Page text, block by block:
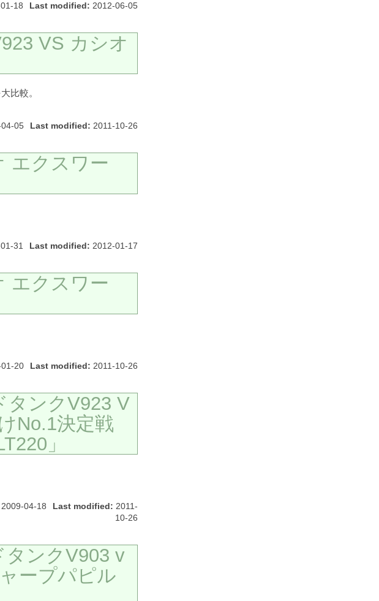
18 Last modified: 2012-06-05
VS カシオ
比較。
05 Last modified: 2011-10-26
エクスワー
31 Last modified: 2012-01-17
エクスワー
20 Last modified: 2011-10-26
タンクV923 V
No.1決定戦
」
2009-04-18 Last modified: 2011-
10-26
ンクV903 v
ープパピル